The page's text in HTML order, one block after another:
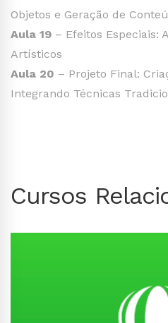
Objetos e Geração de
Aula 19 – Efeitos Especiais:
Artísticos
Aula 20 – Projeto Final:
Integrando Técnicas
Cursos